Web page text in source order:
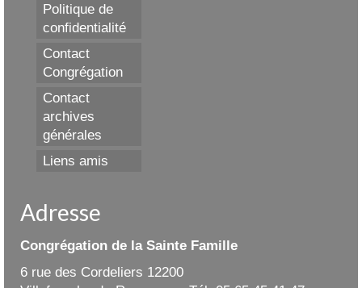
Politique de
confidentialité
Contact
Congrégation
Contact
archives
générales
Liens amis
Adresse
Congrégation de la Sainte Famille
6 rue des Cordeliers 12200